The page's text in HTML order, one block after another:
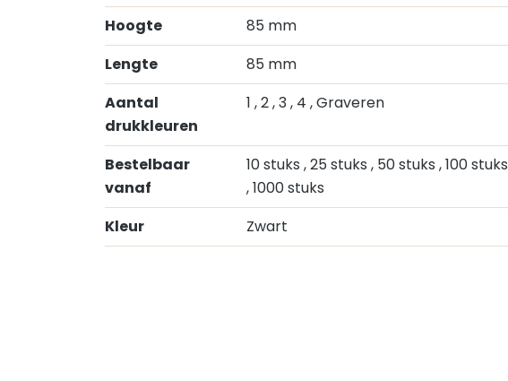
Hoogte
85 mm
Lengte
85 mm
Aantal
drukkleuren
1 , 2, 3, 4 , Graveren
Bestelbaar
vanaf
10 stuks , 25 stuks , 50 stuks , 100 stuks
, 1000 stuks
Kleur
Zwart